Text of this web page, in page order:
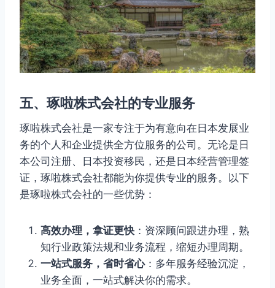
五、琢啦株式会社的专业服务
琢啦株式会社是一家专注于为有意向在日本发展业
务的个人和企业提供全方位服务的公司。无论是日
本公司注册、日本投资移民，还是日本经营管理签
证，琢啦株式会社都能为你提供专业的服务。以下
是琢啦株式会社的一些优势：
高效办理，拿证更快 ：资深顾问跟进办理，熟
知行业政策法规和业务流程，缩短办理周期。
一站式服务，省时省心：多年服务经验沉淀，
业务全面，一站式解决你的需求。